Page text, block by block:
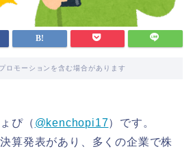
ロモーションを含む場合があります
ぴ（ @kenchopi17）です。
算発表があり、多くの企業で株